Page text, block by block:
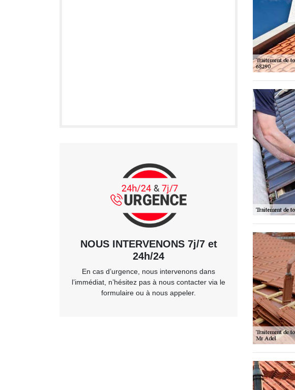
NOUS INTERVENONS 7j/7 et
24h/24
En cas d’urgence, nous intervenons dans
l’immédiat, n’hésitez pas à nous contacter via le
formulaire ou à nous appeler.